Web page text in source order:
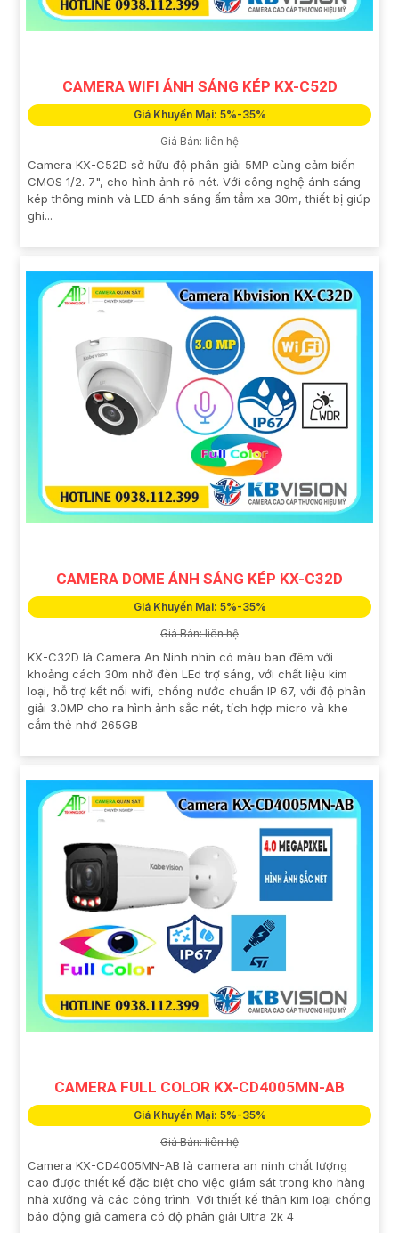
CAMERA WIFI ÁNH SÁNG KÉP KX-C52D
Giá Khuyến Mại: 5%-35%
Giá Bán: liên hệ
Camera KX-C52D sở hữu độ phân giải 5MP cùng cảm biến
CMOS 1/2. 7", cho hình ảnh rõ nét. Với công nghệ ánh sáng
kép thông minh và LED ánh sáng ấm tầm xa 30m, thiết bị giúp
ghi...
CAMERA DOME ÁNH SÁNG KÉP KX-C32D
Giá Khuyến Mại: 5%-35%
Giá Bán: liên hệ
KX-C32D là Camera An Ninh nhìn có màu ban đêm với
khoảng cách 30m nhờ đèn LEd trợ sáng, với chất liệu kim
loại, hỗ trợ kết nối wifi, chống nước chuẩn IP 67, với độ phân
giải 3.0MP cho ra hình ảnh sắc nét, tích hợp micro và khe
cắm thẻ nhớ 265GB
CAMERA FULL COLOR KX-CD4005MN-AB
Giá Khuyến Mại: 5%-35%
Giá Bán: liên hệ
Camera KX-CD4005MN-AB là camera an ninh chất lượng
cao được thiết kế đặc biệt cho việc giám sát trong kho hàng
nhà xưởng và các công trình. Với thiết kế thân kim loại chống
báo động giả camera có độ phân giải Ultra 2k 4